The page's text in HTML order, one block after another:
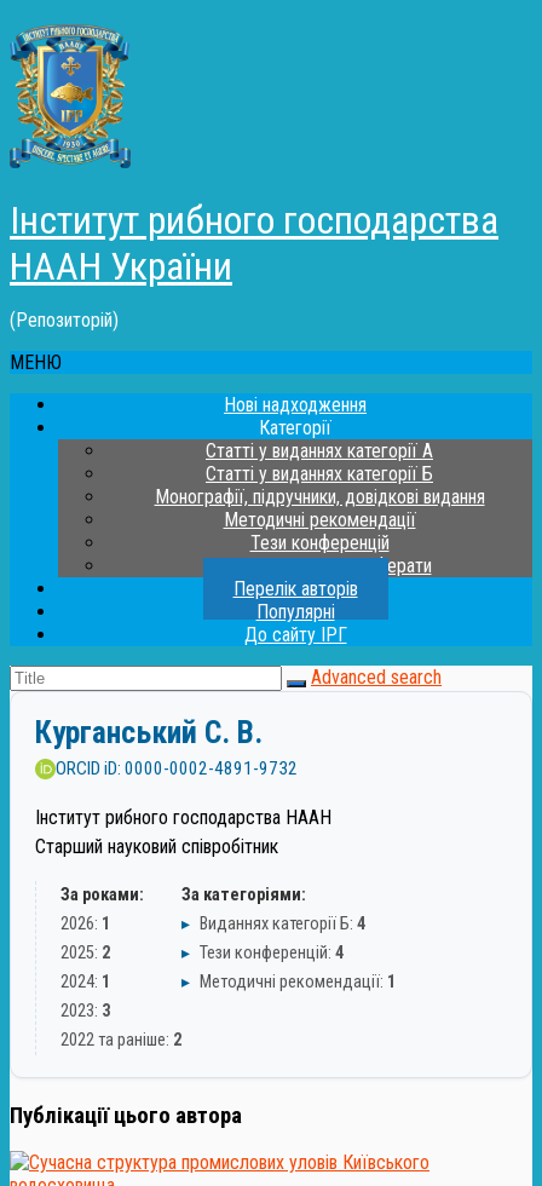
Інститут рибного господарства
НААН України
(Репозиторій)
МЕНЮ
Нові надходження
Категорії
Статті у виданнях категорії А
Статті у виданнях категорії Б
Монографії, підручники, довідкові видання
Методичні рекомендації
Тези конференцій
Дисертації та автореферати
Перелік авторів
Популярні
До сайту ІРГ
Advanced search
Курганський С. В.
ORCID iD: 0000-0002-4891-9732
Інститут рибного господарства НААН
Старший науковий співробітник
За роками:
2026: 1
2025: 2
2024: 1
2023: 3
2022 та раніше: 2
За категоріями:
▸ Виданнях категорії Б: 4
▸ Тези конференцій: 4
▸ Методичні рекомендації: 1
Публікації цього автора